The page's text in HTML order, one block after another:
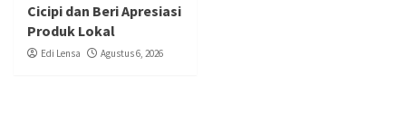
Cicipi dan Beri Apresiasi
Produk Lokal
Edi Lensa Agustus 6, 2026